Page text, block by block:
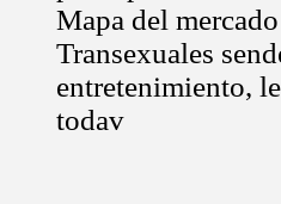
Mapa del
Transexuales
entretenimiento,
todav